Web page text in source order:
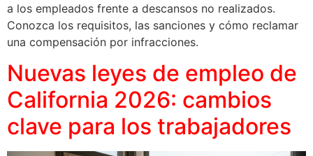
a los empleados frente a descansos no realizados.
Conozca los requisitos, las sanciones y cómo reclamar
una compensación por infracciones.
Nuevas leyes de empleo de
California 2026: cambios
clave para los trabajadores